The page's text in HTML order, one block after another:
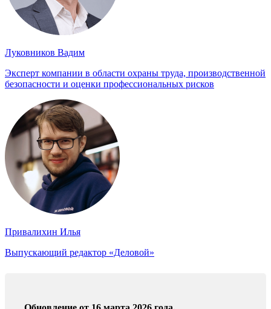
Луковников Вадим
Эксперт компании в области охраны труда, производственной
безопасности и оценки профессиональных рисков
Привалихин Илья
Выпускающий редактор «Деловой»